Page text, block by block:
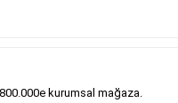
detaylara ulaşabilir, ilan
kurumsal mağaza.